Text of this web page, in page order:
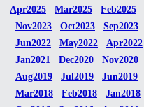
Apr2025 Mar2025 Feb2025
Nov2023
Oct2023 Sep2023
Jun2022
May2022 Apr2022
Jan2021
Dec2020 Nov2020
Aug2019
Jul2019 Jun2019
Mar2018
Feb2018 Jan2018